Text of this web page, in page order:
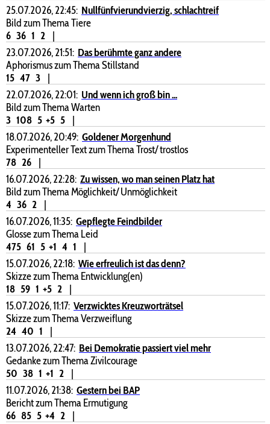
25.07.2026, 22:45: Nullfünfvierundvierzig, schlachtreif
Bild zum Thema Tiere
6 36 1 2
|
23.07.2026, 21:51: Das berühmte ganz andere
Aphorismus zum Thema Stillstand
15 47 3
|
22.07.2026, 22:01: Und wenn ich groß bin ...
Bild zum Thema Warten
3 108 5 +5 5
|
18.07.2026, 20:49: Goldener Morgenhund
Experimenteller Text zum Thema Trost/ trostlos
78 26
|
16.07.2026, 22:28: Zu wissen, wo man seinen Platz hat
Bild zum Thema Möglichkeit/ Unmöglichkeit
4 36 2
|
16.07.2026, 11:35: Gepflegte Feindbilder
Glosse zum Thema Leid
475 61 5 +1 4 1
|
15.07.2026, 22:18: Wie erfreulich ist das denn?
Skizze zum Thema Entwicklung(en)
18 59 1 +5 2
|
15.07.2026, 11:17: Verzwicktes Kreuzworträtsel
Skizze zum Thema Verzweiflung
24 40 1
|
13.07.2026, 22:47: Bei Demokratie passiert viel mehr
Gedanke zum Thema Zivilcourage
50 38 1 +1 2
|
11.07.2026, 21:38: Gestern bei BAP
Bericht zum Thema Ermutigung
66 85 5 +4 2 |